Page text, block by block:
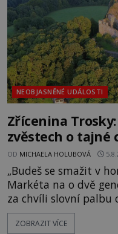
NEOBJASNĚNÉ UDÁLOSTI
Zřícenina
zvěstech o tajné
OD MICHAELA HOLUBOVÁ
„Budeš se smažit v
Markéta na o dvě
za chvíli slovní palbu
katolička, druhá
nich se usídlí na
ZOBRAZIT VÍCE